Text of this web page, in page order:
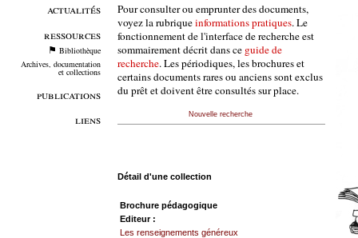
actualités
ressources
Bibliothèque
Archives, documentation
et collections
publications
liens
Pour consulter ou emprunter des documents,
voyez la rubriqueinformations pratiques. Le
fonctionnement de l'interface de recherche est
sommairement décrit dans ce guide de
recherche. Les périodiques, les brochures et
certains documents rares ou anciens sont exclus
du prêt et doivent être consultés sur place.
Nouvelle recherche
Détail d'une collection
Brochure pédagogique
Editeur :
Les renseignements généreux